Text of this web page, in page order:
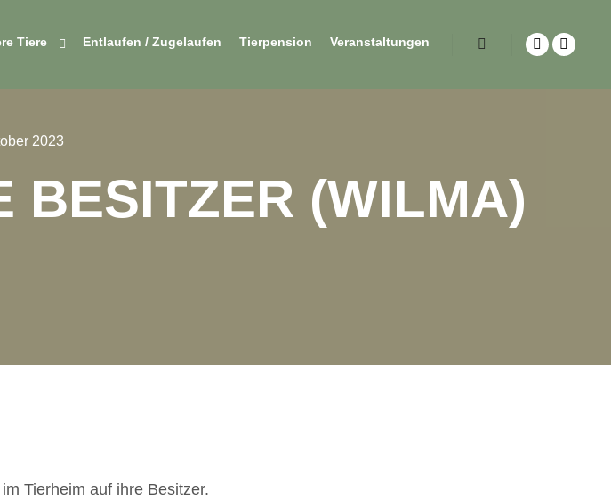
Tiere Entlaufen / Zugelaufen Tierpension Veranstaltungen
2023
BESITZER (WILMA)
Tierheim auf ihre Besitzer.